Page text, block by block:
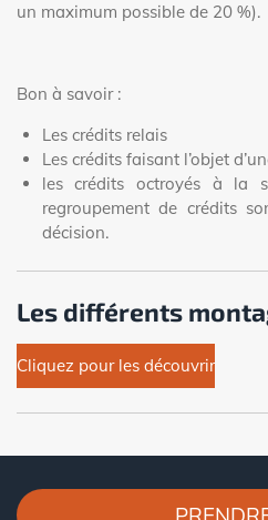
un maximum possible de 20 %).
Bon à savoir :
Les crédits relais
Les crédits faisant l’objet
les crédits octroyés à la
regroupement de crédits
décision.
Les différents
Cliquez pour les découvrir